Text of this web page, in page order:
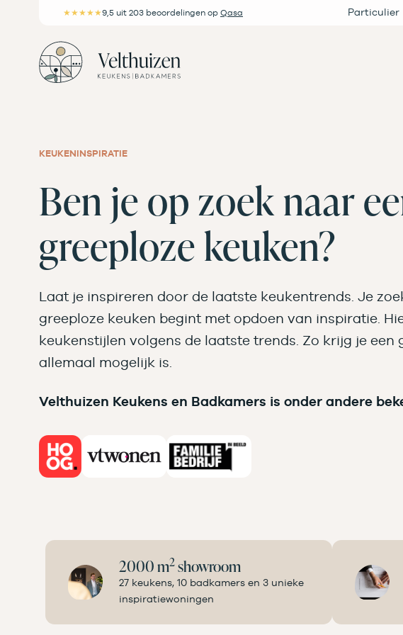
inhoud
★★★★★9,5 uit 203 beoordelingen op Qasa Particulier
KEUKENINSPIRATIE
Ben je op zoek naar
greeploze keuken?
Laat je inspireren door de laatste keukentrends. Je
greeploze keuken begint met opdoen van inspiratie.
keukenstijlen volgens de laatste trends. Zo krijg je een
allemaal mogelijk is.
Velthuizen Keukens en Badkamers is onder andere
2000 m2showroom
27 keukens, 10 badkamers en 3 unieke
inspiratiewoningen